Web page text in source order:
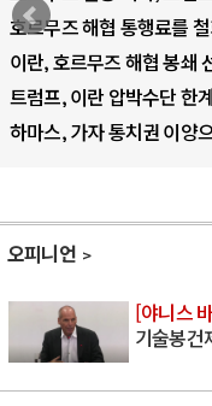
AI 국부펀드 구상 놓
AI 데이터센터 반대
AI의 숨은 환경 비용:
AI는 어떻게 미국 민
오피니언
[야니스
기술봉건